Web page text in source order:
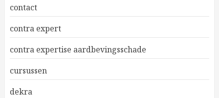
contact
contra expert
contra expertise aardbevingsschade
cursussen
dekra